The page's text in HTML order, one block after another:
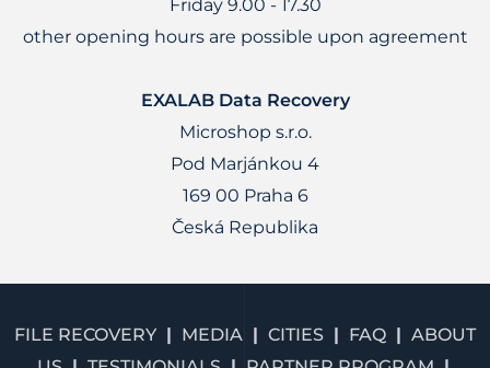
Friday 9.00 - 17.30
other opening hours are possible upon agreement
EXALAB Data Recovery
Microshop s.r.o.
Pod Marjánkou 4
169 00 Praha 6
Česká Republika
FILE RECOVERY MEDIA CITIES FAQ
ABOUT